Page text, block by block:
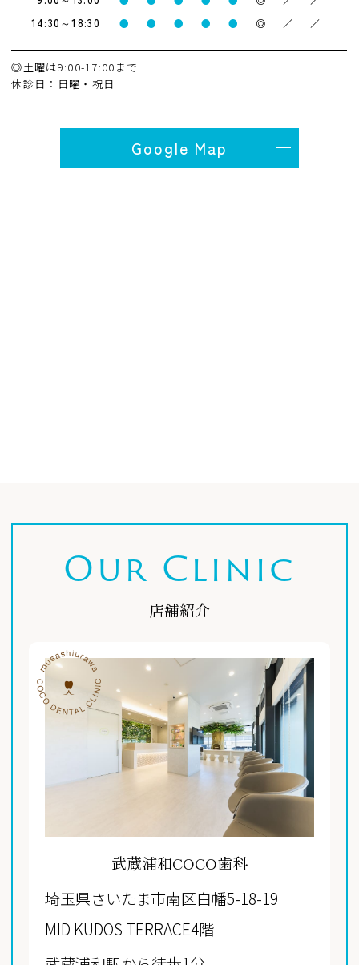
Google Map
14:30～18:30 ● ● ● ● ● ◎ ／ ／
◎土曜は9:00-17:00まで
休診日：日曜・祝日
Our Clinic
店舗紹介
武蔵浦和COCO歯科
埼玉県さいたま市南区白幡5-18-19
MID KUDOS TERRACE4階